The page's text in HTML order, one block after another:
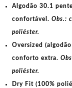
Algodão 30.1
confortável. Obs.:
poliéster.
Oversized
conforto extra.
poliéster.
Dry Fit (100%